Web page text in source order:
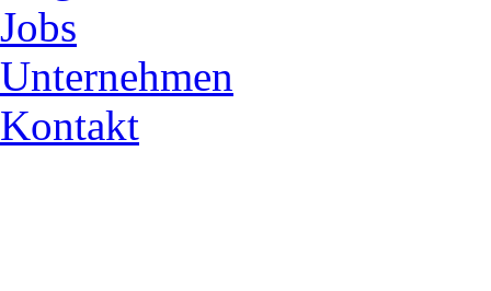
Jobs
Unternehmen
Kontakt